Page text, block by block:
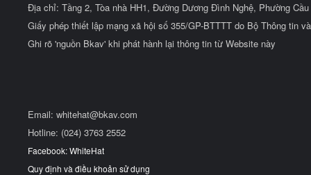
Địa chỉ: Tầng 2, Tòa nhà HH1, Đường Dương Đình Nghệ, Phường
Giấy phép thiết lập mạng xã hội số 355/GP-BTTTT do Bộ Thông tin
Ghi rõ 'nguồn Bkav' khi phát hành lại thông tin từ Website này
Email: whitehat@bkav.com
Hotline: (024) 3763 2552
Facebook: WhiteHat
Quy định và điều khoản sử dụng